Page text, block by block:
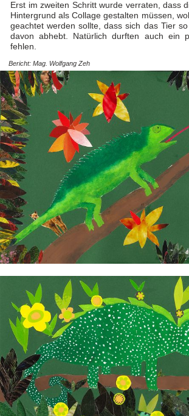
Erst im zweiten Schritt wurde verraten, dass
Hintergrund als Collage gestalten müssen,
geachtet werden sollte, dass sich das Tier
davon abhebt. Natürlich durften auch ein
fehlen.
Bericht: Mag. Wolfgang Zeh